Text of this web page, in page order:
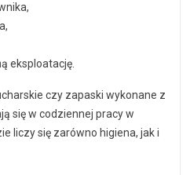
eksploatację.
czy zapaski wykonane z
się w codziennej pracy w
liczy się zarówno higiena, jak i